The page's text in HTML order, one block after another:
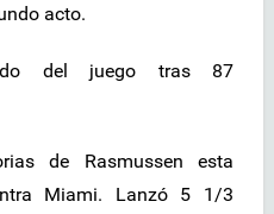
acto.
del juego tras 87
de Rasmussen esta
Miami. Lanzó 5 1/3